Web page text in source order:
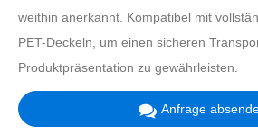
weithin anerkannt. Kompatibel mit
PET-Deckeln, um einen sicheren
Produktpräsentation zu gewährleisten.
Anfrage